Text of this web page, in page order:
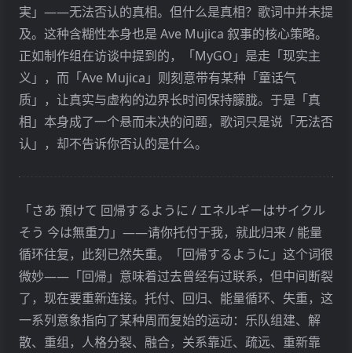
3. 德里达的延异：意义的永恒推迟
雅克 · 德里达 (Jacques Derrida) 进一步激进化了这
个思路，提出了「延异」(Différance) 这个核心概
念。Différance 是一个他自己创造的词，结合了法
语中「差异」(différence) 和「推迟」(différer) 两
个含义。
没有意义。
时间维度的推迟 (Deferral)：但意义的生成不
仅依赖于共时的差异关系，还处于一个历时
的、永恒推迟的过程中。每当我们试图用一个
符号来解释另一个符号时，我们只是将意义推
迟到了下一个符号。就像查字典：你查
「爱」，得到「深切的情感」；你再查「情
実」——无法否认的真相。但什么是真相？歌词中并未提
及。这种含糊性本身也是 Ave Mujica 叙事的核心策略。
正如制作组在访谈中提到的，「MyGO」是走「现实主
义」，而「Ave Mujica」则刻意带有某种「童话气
质」，让真实与虚构的边界长时间保持朦胧。于是「真
相」本身成了一个悬而未决的问题，歌词只是说「无法否
认」，却不告诉你否认的是什么。
「さあ 預けて 回帰するように / エネルギーはサイクル
そう 今は無重力」——请你托付于我，就此归来 / 能量
循环往复，此刻已然失重。「回帰するように」这个词很
微妙——「回帰」意味着过去曾经有过联系，但中间断裂
了，现在要重新连接。托付、回归、能量循环、失重，这
一系列意象指向了某种周而复始的运动：乐队组建、解
散、重组，人格分裂、融合，关系靠近、疏远、重新靠